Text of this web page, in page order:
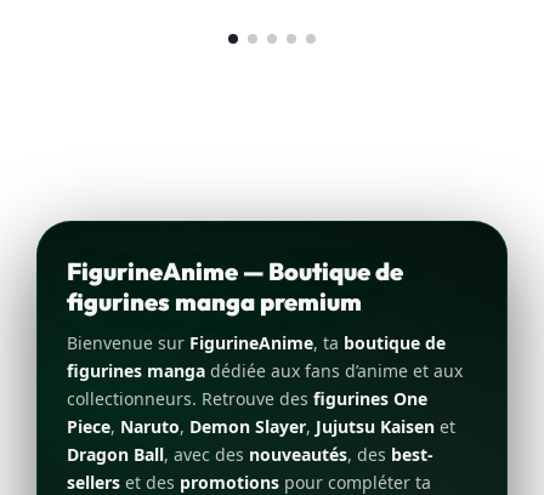
FigurineAnime — Boutique de
figurines manga premium
Bienvenue sur FigurineAnime, ta boutique de
figurines manga dédiée aux fans d’anime et aux
collectionneurs. Retrouve des figurines One
Piece, Naruto, Demon Slayer, Jujutsu Kaisen et
Dragon Ball, avec des nouveautés, des best-
sellers et des promotions pour compléter ta